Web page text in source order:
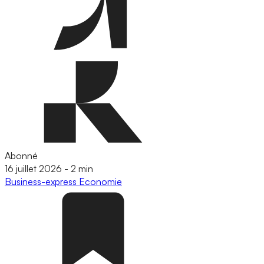
Abonné
16 juillet 2026 - 2 min
Business-express Economie